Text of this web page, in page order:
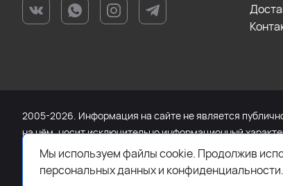
2005-2026. Информация на сайте не является
на нём, носит исключительно информационный
Федерации. Для получения подробной информации о
связи или по телефону +7 (495) 103-13-42.
Мы используем файлы cookie. Продолжив
персональных данных и конфиденциальности.